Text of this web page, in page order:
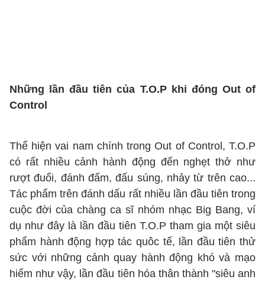
Những lần đầu tiên của T.O.P khi đóng Out of
Control
Thể hiện vai nam chính trong Out of Control, T.O.P
có rất nhiều cảnh hành động đến nghẹt thở như
rượt đuổi, đánh đấm, đấu súng, nhảy từ trên cao...
Tác phẩm trên đánh dấu rất nhiều lần đầu tiên trong
cuộc đời của chàng ca sĩ nhóm nhạc Big Bang, ví
dụ như đây là lần đầu tiên T.O.P tham gia một siêu
phẩm hành động hợp tác quôc tế, lần đầu tiên thử
sức với những cảnh quay hành động khó và mạo
hiểm như vậy, lần đầu tiên hóa thân thành "siêu anh